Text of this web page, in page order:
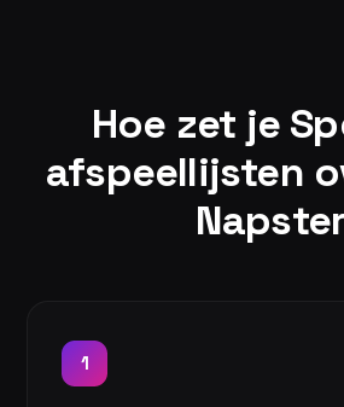
Hoe zet je
afspeellijsten
Napster
1